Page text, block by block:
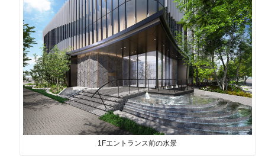
1Fエントランス前の水景